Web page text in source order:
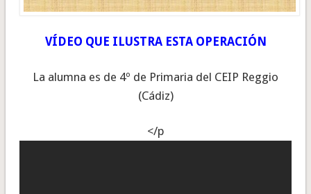
VÍDEO QUE ILUSTRA ESTA OPERACIÓN
La alumna es de 4º de Primaria del CEIP Reggio
(Cádiz)
</p